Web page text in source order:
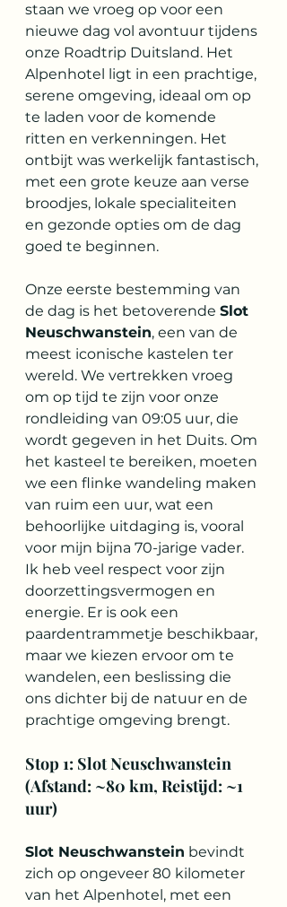
staan we vroeg op voor een
nieuwe dag vol avontuur tijdens
onze Roadtrip Duitsland. Het
Alpenhotel ligt in een prachtige,
serene omgeving, ideaal om op
te laden voor de komende
ritten en verkenningen. Het
ontbijt was werkelijk fantastisch,
met een grote keuze aan verse
broodjes, lokale specialiteiten
en gezonde opties om de dag
goed te beginnen.
Onze eerste bestemming van
de dag is het betoverende Slot
Neuschwanstein, een van de
meest iconische kastelen ter
wereld. We vertrekken vroeg
om op tijd te zijn voor onze
rondleiding van 09:05 uur, die
wordt gegeven in het Duits. Om
het kasteel te bereiken, moeten
we een flinke wandeling maken
van ruim een uur, wat een
behoorlijke uitdaging is, vooral
voor mijn bijna 70-jarige vader.
Ik heb veel respect voor zijn
doorzettingsvermogen en
energie. Er is ook een
paardentrammetje beschikbaar,
maar we kiezen ervoor om te
wandelen, een beslissing die
ons dichter bij de natuur en de
prachtige omgeving brengt.
Stop 1: Slot Neuschwanstein
(Afstand: ~80 km, Reistijd: ~1
uur)
Slot Neuschwanstein bevindt
zich op ongeveer 80 kilometer
van het Alpenhotel, met een